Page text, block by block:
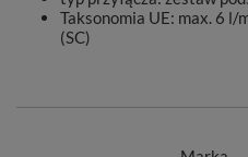
Taksonomia UE: max. 6 l/
(SC)